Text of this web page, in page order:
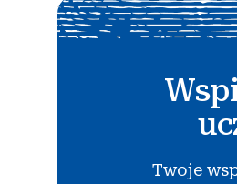
Twoje